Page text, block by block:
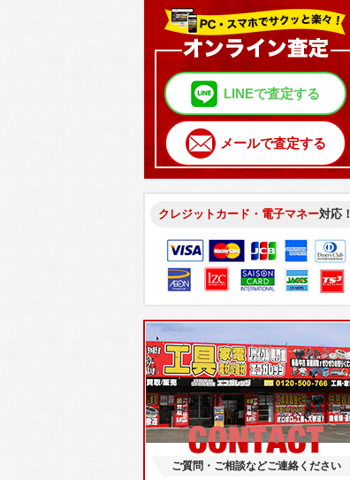
LINEで査定する
メールで査定する
クレジットカード・電子マネー対応！
ご質問・ご相談などご連絡ください